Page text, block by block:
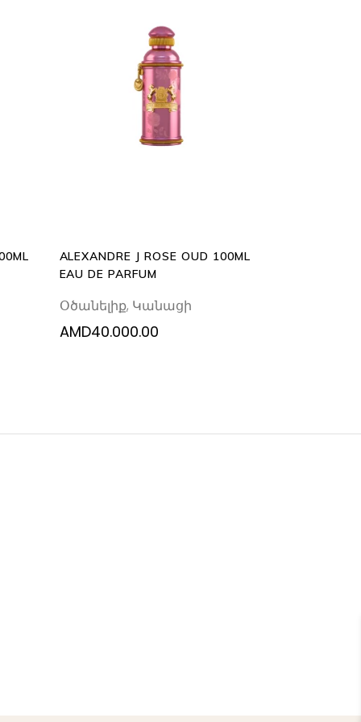
ADD
TO
CART
ALEXANDRE J ROSE OUD 100ML
EAU DE PARFUM
Օծանելիք, Կանացի
AMD40.000.00